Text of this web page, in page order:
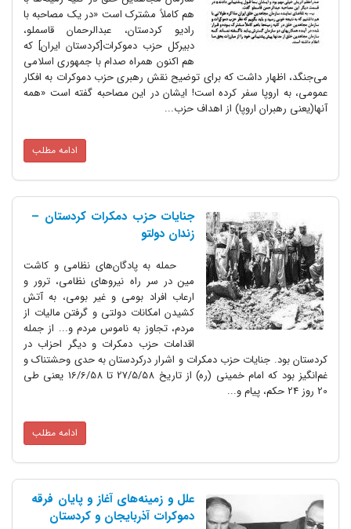
هم کاملاً مشترک است «در یک مصاحبه با
رادیو کردستان، عبدالرحمان قاسملو،
دبیرکل حزب دموکرات[کردستان ایران] که
هم اکنون همراه صدام با جمهوری اسلامی
داشت که برای توضیح نقش رهبری حزب دموکرات به افکار
سفر کرده است! ایشان در این مصاحبه گفته است «همه
اروپا) از اهداف حزب...
جنایات حزب دمکرات کردستان –
زندان دولتو
حمله به پادگان‌های نظامی و کاشت
مین در سر راه نیروهای نظامی، ترور و
ارعاب افراد بومی و غیر بومی، به آتش
کشیدن امکانات دولتی و گرفتن مالیات از
مردم، تجاوز به ناموس مردم و... از جمله
اقدامات حزب دمکرات و دیگر احزاب در
حزب دمکرات و اشرار درکردستان به حدی وحشتناک و
غم‌انگیز بود که امام خمینی (ره) از تاریخ 27/5/58 تا 16/6/58 یعنی طی
علل و زمینه‌های آغاز و پایان فرقه
دموکرات آذربایجان و کردستان